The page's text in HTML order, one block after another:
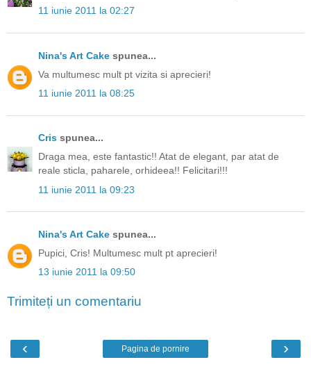
11 iunie 2011 la 02:27
Nina's Art Cake spunea...
Va multumesc mult pt vizita si aprecieri!
11 iunie 2011 la 08:25
Cris spunea...
Draga mea, este fantastic!! Atat de elegant, par atat de
reale sticla, paharele, orhideea!! Felicitari!!!
11 iunie 2011 la 09:23
Nina's Art Cake spunea...
Pupici, Cris! Multumesc mult pt aprecieri!
13 iunie 2011 la 09:50
Trimiteți un comentariu
‹ ›
Pagina de pornire